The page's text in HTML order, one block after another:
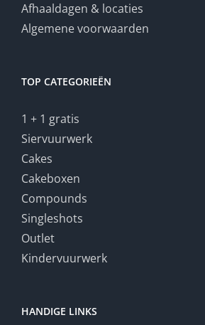
Afhaaldagen & locaties
Algemene voorwaarden
TOP CATEGORIEËN
1 + 1 gratis
Siervuurwerk
Cakes
Cakeboxen
Compounds
Singleshots
Outlet
Kindervuurwerk
HANDIGE LINKS